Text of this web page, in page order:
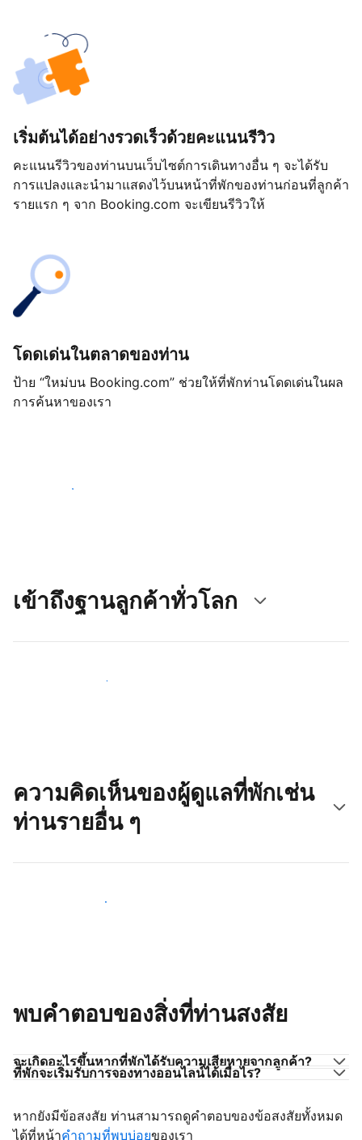
เริ่มต้นได้อย่างรวดเร็วด้วยคะแนนรีวิว
คะแนนรีวิวของท่านบนเว็บไซต์การเดินทางอื่น ๆ จะได้รับ
การแปลงและนำมาแสดงไว้บนหน้าที่พักของท่านก่อนที่ลูกค้า
รายแรก ๆ จาก Booking.com จะเขียนรีวิวให้
โดดเด่นในตลาดของท่าน
ป้าย “ใหม่บน Booking.com” ช่วยให้ที่พักท่านโดดเด่นในผล
การค้นหาของเรา
เริ่มต้นตั้งแต่วันนี้
เข้าถึงฐานลูกค้าทั่วโลก
เข้าถึงลูกค้าใหม่ ๆ ตั้งแต่วันนี้
ความคิดเห็นของผู้ดูแลที่พักเช่น
ท่านรายอื่น ๆ
มาร่วมกับผู้ดูแลที่พักเช่นท่าน
พบคำตอบของสิ่งที่ท่านสงสัย
จะเกิดอะไรขึ้นหากที่พักได้รับความเสียหายจากลูกค้า?
ที่พักจะเริ่มรับการจองทางออนไลน์ได้เมื่อไร?
หากยังมีข้อสงสัย ท่านสามารถดูคำตอบของข้อสงสัยทั้งหมด
ได้ที่หน้าคำถามที่พบบ่อยของเรา